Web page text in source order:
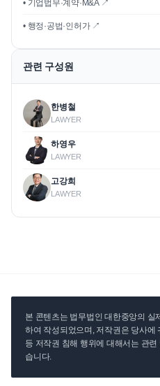
• 기업법무·계약·M&A ↗
• 행정·공법·인허가 ↗
관련 구성원
한병철
LAWYER
하영우
LAWYER
고강희
LAWYER
본 콘텐츠는 법무법인 대한중앙의 실
하여 작성되었으며, 저작권은 당사에
등 저작권 침해 행위에 대해서는 관
습니다.